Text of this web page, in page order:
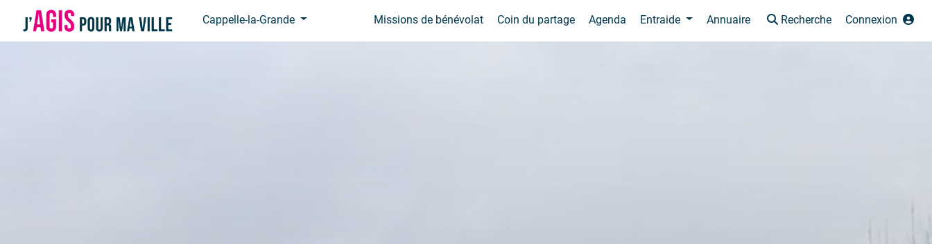
Cappelle-la-Grande Missions de bénévolat Coin du partage Agenda Entraide Annuaire Recherche Connexion
Panneau de gestion des cookies